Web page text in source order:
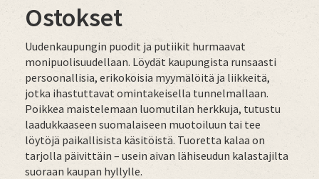
Ostokset
Uudenkaupungin puodit ja putiikit hurmaavat
monipuolisuudellaan. Löydät kaupungista runsaasti
persoonallisia, erikokoisia myymälöitä ja liikkeitä,
jotka ihastuttavat omintakeisella tunnelmallaan.
Poikkea maistelemaan luomutilan herkkuja, tutustu
laadukkaaseen suomalaiseen muotoiluun tai tee
löytöjä paikallisista käsitöistä. Tuoretta kalaa on
tarjolla päivittäin – usein aivan lähiseudun kalastajilta
suoraan kaupan hyllylle.